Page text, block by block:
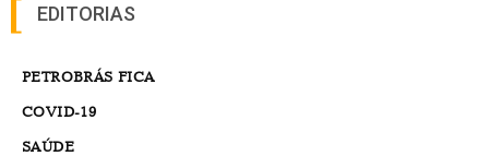
EDITORIAS
PETROBRÁS FICA
COVID-19
SAÚDE